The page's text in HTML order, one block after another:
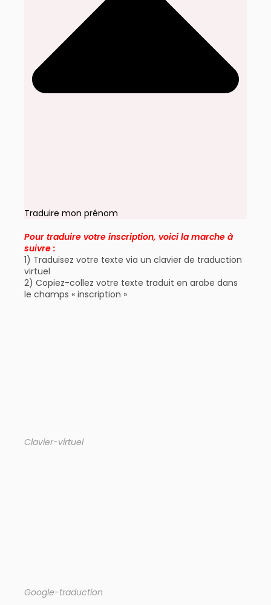
Traduire mon prénom
Pour traduire votre inscription, voici la marche à
suivre :
1) Traduisez votre texte via un clavier de traduction
virtuel
2) Copiez-collez votre texte traduit en arabe dans
le champs « inscription »
Clavier-virtuel
Google-traduction